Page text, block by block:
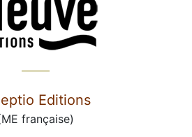
Editions
française)